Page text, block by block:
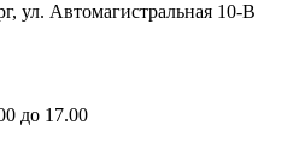
ул. Автомагистральная 10-В
до 17.00